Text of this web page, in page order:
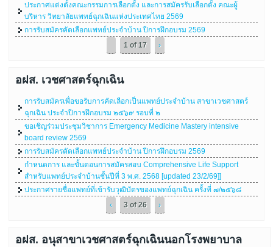
ประกาศแต่งตั้งคณะกรรมการเลือกตั้ง และการสมัครรับเลือกตั้ง คณะผู้
บริหาร วิทยาลัยแพทย์ฉุกเฉินแห่งประเทศไทย 2569
การรับสมัครคัดเลือกแพทย์ประจำบ้าน ปีการฝึกอบรม 2569
1 of 17
›
อฝส. เวชศาสตร์ฉุกเฉิน
การรับสมัครเพื่อขอรับการคัดเลือกเป็นแพทย์ประจําบ้าน สาขาเวชศาสตร์
ฉุกเฉิน ประจําปีการฝึกอบรม ๒๕๖๙ รอบที่ ๒
ขอเชิญร่วมประชุมวิชาการ Emergency Medicine Mastery intensive
board review 2569
การรับสมัครคัดเลือกแพทย์ประจำบ้าน ปีการฝึกอบรม 2569
กำหนดการ และขั้นตอนการสมัครสอบ Comprehensive Life Support
สำหรับแพทย์ประจำบ้านชั้นปีที่ 3 พ.ศ. 2568 [updated 23/2/69]]
ประกาศรายชื่อแพทย์ที่เข้ารับวุฒิบัตรของแพทย์ฉุกเฉิน ครั้งที่ ๗/๒๕๖๘
‹
3 of 26 ›
อฝส. อนุสาขาเวชศาสตร์ฉุกเฉินนอกโรงพยาบาล